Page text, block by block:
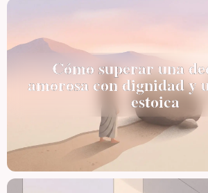
Cómo superar una
amorosa con dignidad y
estoica